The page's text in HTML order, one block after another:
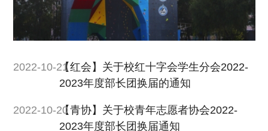
2022-10-21【红会】关于校红十字会学生分会2022-
2023年度部长团换届的通知
2022-10-20【青协】关于校青年志愿者协会2022-
2023年度部长团换届通知